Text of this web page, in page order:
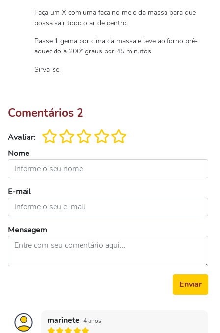
Faça um X com uma faca no meio da massa para que
possa sair todo o ar de dentro.
Passe 1 gema por cima da massa e leve ao forno pré-
aquecido a 200° graus por 45 minutos.
Sirva-se.
Comentários 2
Avaliar:
Nome
E-mail
Mensagem
Enviar
marinete 4 anos